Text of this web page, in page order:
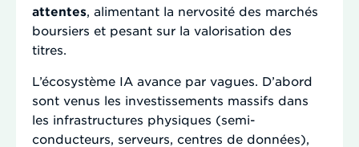
attentes , alimentant la nervosité des marchés
boursiers et pesant sur la valorisation des
titres.
L’écosystème IA avance par vagues. D’abord
sont venus les investissements massifs dans
les infrastructures physiques (semi-
conducteurs, serveurs, centres de données),